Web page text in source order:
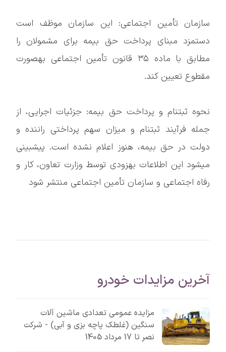
سازمان تأمین اجتماعی: این سازمان موظف است
دستمزد مبنای پرداخت حق بیمه برای مشمولان را
مطابق با ماده ۳۵ قانون تأمین اجتماعی بهصورت
مقطوع تعیین کند.
نحوه ثبتنام و پرداخت حق بیمه: جزئیات اجرایی، از
جمله فرآیند ثبتنام و میزان سهم پرداختی راننده و
دولت در حق بیمه، هنوز اعلام نشده است. پیشبینی
میشود این اطلاعات بهزودی توسط وزارت تعاون، کار و
رفاه اجتماعی و سازمان تأمین اجتماعی منتشر شود
آخرین مزایدات خودرو
مزایده عمومی تعدادی ماشین آلات
سنگین (غلطک پاچه بزی و آبی) - شرکت
نصر تا 17 مرداد 1405